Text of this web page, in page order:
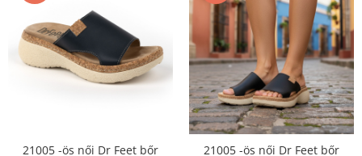
21005 -ös női Dr Feet bőr
21005 -ös női Dr Feet bőr